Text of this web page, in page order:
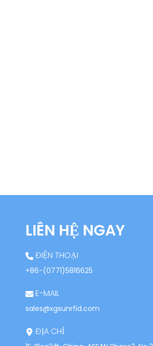
LIÊN HỆ NGAY
ĐIỆN THOẠI
+86-(0771)5816625
E-MAIL
sales@xgsunrfid.com
ĐỊA CHỈ